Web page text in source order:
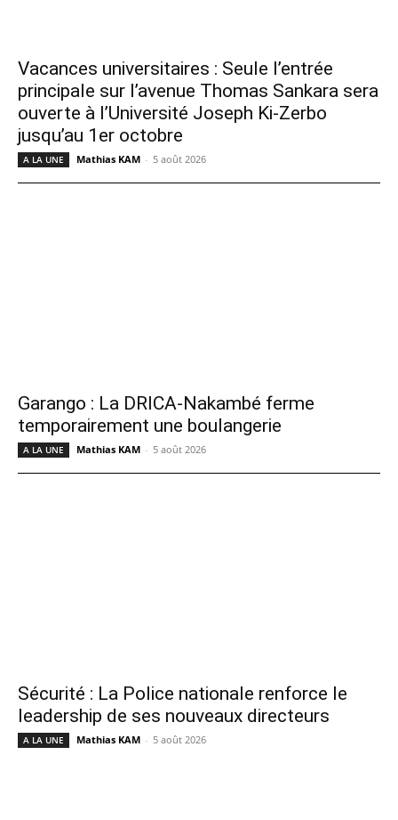
Vacances universitaires : Seule l’entrée
principale sur l’avenue Thomas Sankara sera
ouverte à l’Université Joseph Ki-Zerbo
jusqu’au 1er octobre
A LA UNE Mathias KAM - 5 août 2026
Garango : La DRICA-Nakambé ferme
temporairement une boulangerie
A LA UNE Mathias KAM - 5 août 2026
Sécurité : La Police nationale renforce le
leadership de ses nouveaux directeurs
A LA UNE Mathias KAM - 5 août 2026